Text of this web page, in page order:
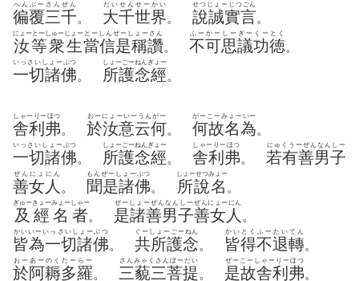
徧覆三千
へんぶーさんぜん
。 大千世界
だいせんせーかい
。 說誠實言
せつじょーじつごん
。
汝等衆生
にょーとーしゅーじょー
當信是稱讚
とーしんぜーしょーさん
。 不可思議功徳
ふーかーしーぎーくーとく
。
一切諸佛
いっさいしょーぶつ
。 所護念經
しょーごーねんぎょー
。
舎利弗
しゃーりーほつ
。 於汝意云何
おーにょーいーうんがー
。 何故名為
がーこーみょーいー
。
一切諸佛
いっさいしょーぶつ
。 所護念經
しょーごーねんぎょー
。 舎利弗
しゃーりーほつ
。 若有善男子
にゅくうーぜんなんしー
善女人
ぜんにょにん
。 聞是諸佛
もんぜーしょーぶつ
。 所說名
しょーせつみょー
。
及經名者
ぎゅーきょーみょーしゃー
。 是諸善男子
ぜーしょーぜんなんしー
善女人
ぜんにょーにん
。
皆為一切諸佛
かいいーいっさいしょーぶつ
。 共所護念
ぐーしょーごーねん
。 皆得不退轉
かいとくふーたいてん
。
於阿耨多羅
おーあーのくたーらー
。 三藐三菩提
さんみゃくさんぼーだい
。 是故舎利弗
ぜーこーしゃーりーほつ
。